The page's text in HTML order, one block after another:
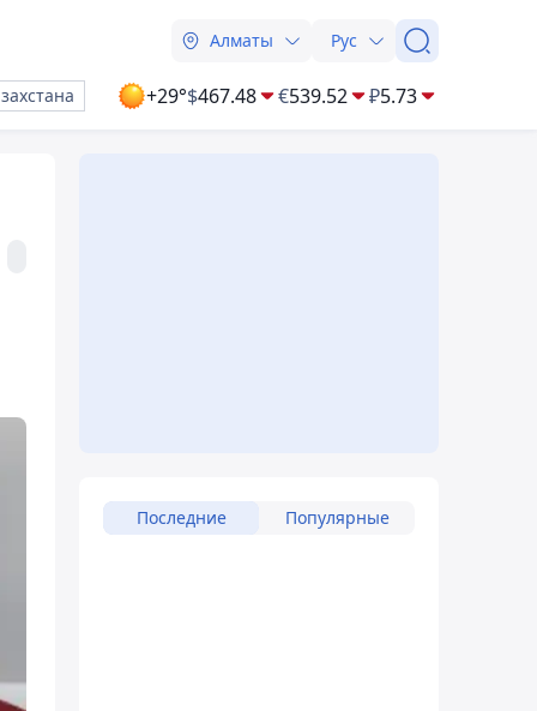
Алматы Рус
+29°$467.48 €539.52 ₽5.73
Последние Популярные